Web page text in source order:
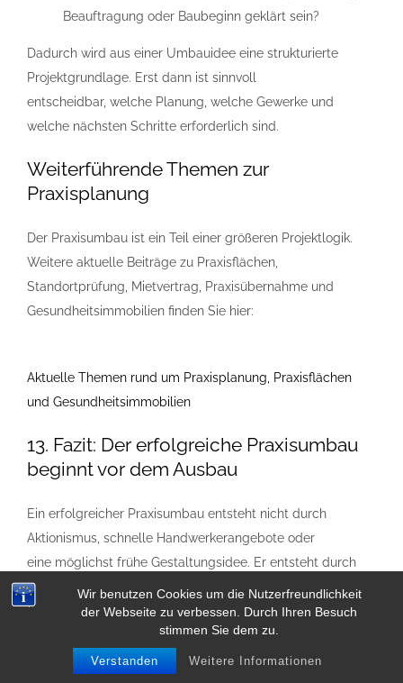
Wir benutzen Cookies um die Nutzerfreundlichkeit
der Webseite zu verbessen. Durch Ihren Besuch
stimmen Sie dem zu.
Verstanden Weitere Informationen
Beauftragung oder Baubeginn geklärt sein?
Dadurch wird aus einer Umbauidee eine strukturierte
Projektgrundlage. Erst dann ist sinnvoll
entscheidbar, welche Planung, welche Gewerke und
welche nächsten Schritte erforderlich sind.
Weiterführende Themen zur
Praxisplanung
Der Praxisumbau ist ein Teil einer größeren Projektlogik.
Weitere aktuelle Beiträge zu Praxisflächen,
Standortprüfung, Mietvertrag, Praxisübernahme und
Gesundheitsimmobilien finden Sie hier:
Aktuelle Themen rund um Praxisplanung, Praxisflächen
und Gesundheitsimmobilien
13. Fazit: Der erfolgreiche Praxisumbau
beginnt vor dem Ausbau
Ein erfolgreicher Praxisumbau entsteht nicht durch
Aktionismus, schnelle Handwerkerangebote oder
eine möglichst frühe Gestaltungsidee. Er entsteht durch
eine belastbare Klärung der Grundlagen.
Entscheidend ist, ob Bestand, Nutzung, Technik,
Genehmigungslage, Kosten, Zeitplan,
Verantwortlichkeiten und spätere Betriebslogik